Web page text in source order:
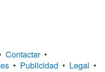
Contactar •
• Publicidad • Legal •